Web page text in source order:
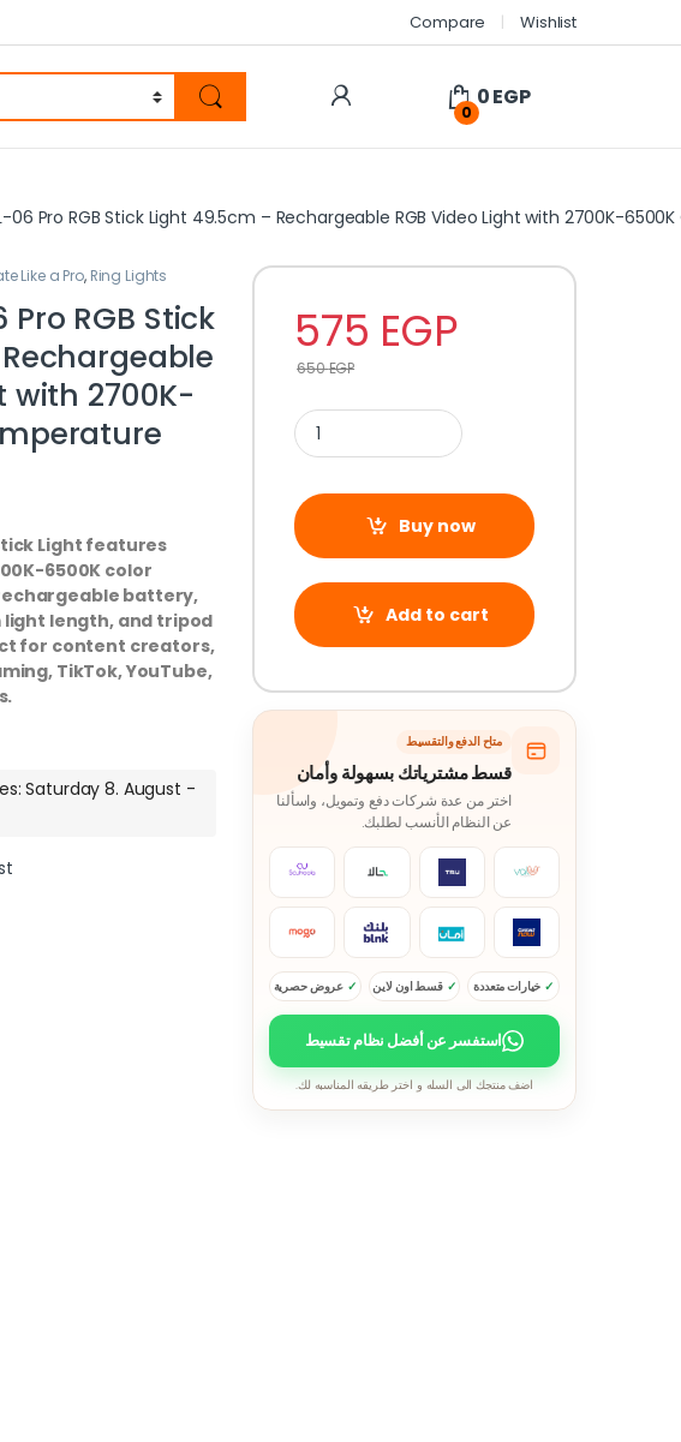
Compare Wishlist
0
0EGP
06 Pro RGB Stick Light 49.5cm – Rechargeable RGB Video Light with 2700K-
Like a Pro, Ring Lights
Pro RGB Stick
with 2700K-
Light features
6500K color
battery,
light length, and tripod
for content creators,
TikTok, YouTube,
Saturday 8. August -
575 EGP
650EGP
Buy now
Add to cart
متاح الدفع والتقسيط
قسط مشترياتك بسهولة وأمان
اختر من عدة شركات دفع وتمويل، واسألنا
عن النظام الأنسب لطلبك.
خيارات متعددة قسط اون لاين عروض حصرية
استفسر عن أفضل نظام تقسيط
اضف منتجك الى السله و اختر طريقه المناسبه لك.